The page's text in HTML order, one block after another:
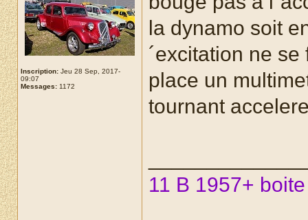
Inscription: Jeu 28 Sep, 2017-
09:07
Messages: 1172
la dynamo soit
´excitation ne se
place un
tournant
11 B 1957+